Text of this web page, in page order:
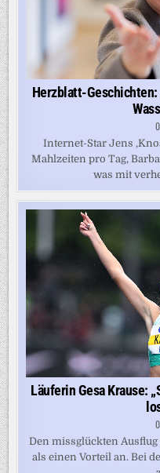
Herzblatt-
Internet-Star Jens
Mahlzeiten pro Tag,
was mit
Läuferin Gesa Krause:
Den missglückten
als einen Vorteil an. Bei